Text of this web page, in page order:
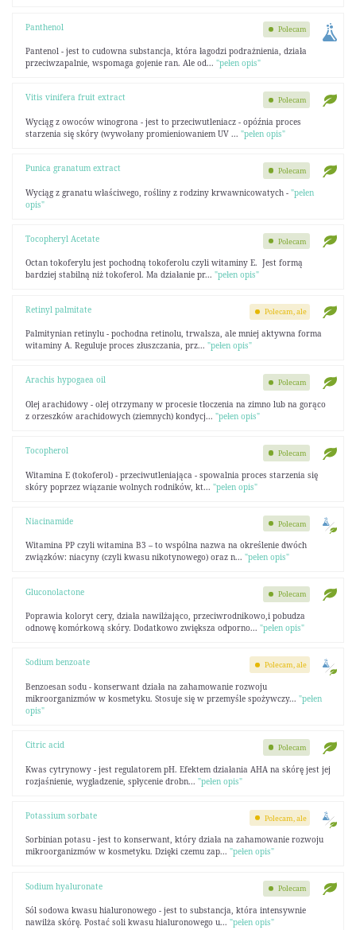
Panthenol
Pantenol - jest to cudowna substancja, która łagodzi podrażnienia, działa
przeciwzapalnie, wspomaga gojenie ran. Ale od... "pełen opis"
Polecam
Vitis vinifera fruit extract
Wyciąg z owoców winogrona - jest to przeciwutleniacz - opóźnia proces
starzenia się skóry (wywołany promieniowaniem UV ... "pełen opis"
Polecam
Punica granatum extract
Wyciąg z granatu właściwego, rośliny z rodziny krwawnicowatych - "pełen
opis"
Polecam
Tocopheryl Acetate
Octan tokoferylu jest pochodną tokoferolu czyli witaminy E. Jest formą
bardziej stabilną niż tokoferol. Ma działanie pr... "pełen opis"
Polecam
Retinyl palmitate
Palmitynian retinylu - pochodna retinolu, trwalsza, ale mniej aktywna forma
witaminy A. Reguluje proces złuszczania, prz... "pełen opis"
Polecam, ale
Arachis hypogaea oil
Olej arachidowy - olej otrzymany w procesie tłoczenia na zimno lub na gorąco
z orzeszków arachidowych (ziemnych) kondycj... "pełen opis"
Polecam
Tocopherol
Witamina E (tokoferol) - przeciwutleniająca - spowalnia proces starzenia się
skóry poprzez wiązanie wolnych rodników, kt... "pełen opis"
Polecam
Niacinamide
Witamina PP czyli witamina B3 – to wspólna nazwa na określenie dwóch
związków: niacyny (czyli kwasu nikotynowego) oraz n... "pełen opis"
Polecam
Gluconolactone
Poprawia koloryt cery, działa nawilżająco, przeciwrodnikowo,i pobudza
odnowę komórkową skóry. Dodatkowo zwiększa odporno... "pełen opis"
Polecam
Sodium benzoate
Benzoesan sodu - konserwant działa na zahamowanie rozwoju
mikroorganizmów w kosmetyku. Stosuje się w przemyśle spożywczy... "pełen
opis"
Polecam, ale
Citric acid
Kwas cytrynowy - jest regulatorem pH. Efektem działania AHA na skórę jest jej
rozjaśnienie, wygładzenie, spłycenie drobn... "pełen opis"
Polecam
Potassium sorbate
Sorbinian potasu - jest to konserwant, który działa na zahamowanie rozwoju
mikroorganizmów w kosmetyku. Dzięki czemu zap... "pełen opis"
Polecam, ale
Sodium hyaluronate
Sól sodowa kwasu hialuronowego - jest to substancja, która intensywnie
nawilża skórę. Postać soli kwasu hialuronowego u... "pełen opis"
Polecam